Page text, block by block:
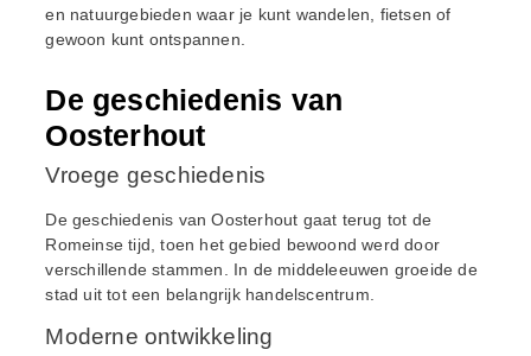
en natuurgebieden waar je kunt wandelen, fietsen of
gewoon kunt ontspannen.
De geschiedenis van
Oosterhout
Vroege geschiedenis
De geschiedenis van Oosterhout gaat terug tot de
Romeinse tijd, toen het gebied bewoond werd door
verschillende stammen. In de middeleeuwen groeide de
stad uit tot een belangrijk handelscentrum.
Moderne ontwikkeling